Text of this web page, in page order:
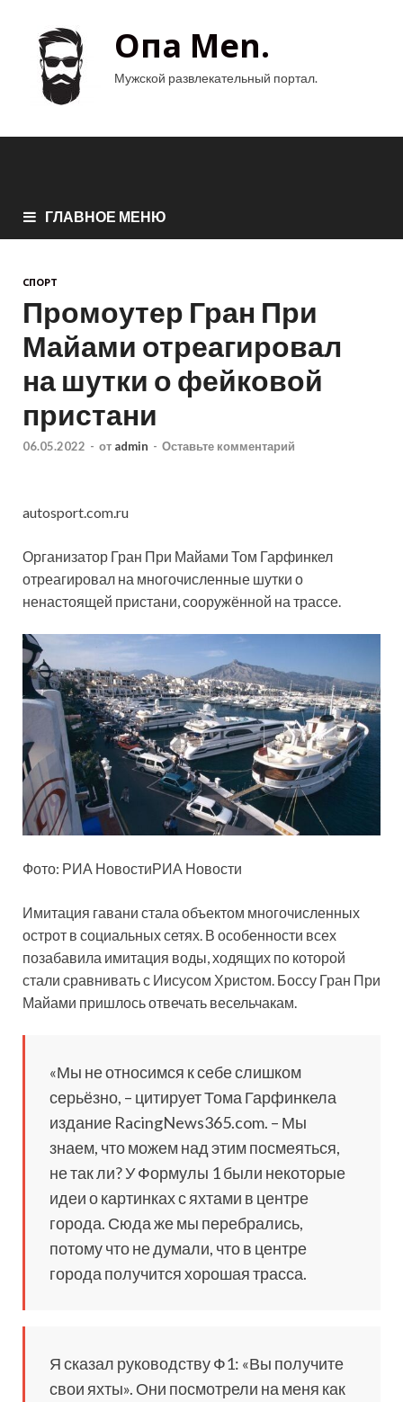
Опа Men.
Мужской развлекательный портал.
ГЛАВНОЕ МЕНЮ
СПОРТ
Промоутер Гран При
Майами отреагировал
на шутки о фейковой
пристани
06.05.2022 - от admin - Оставьте комментарий
autosport.com.ru
Организатор Гран При Майами Том Гарфинкел
отреагировал на многочисленные шутки о
ненастоящей пристани, сооружённой на трассе.
Фото: РИА НовостиРИА Новости
Имитация гавани стала объектом многочисленных
острот в социальных сетях. В особенности всех
позабавила имитация воды, ходящих по которой
стали сравнивать с Иисусом Христом. Боссу Гран При
Майами пришлось отвечать весельчакам.
«Мы не относимся к себе слишком
серьёзно, – цитирует Тома Гарфинкела
издание RacingNews365.com. – Мы
знаем, что можем над этим посмеяться,
не так ли? У Формулы 1 были некоторые
идеи о картинках с яхтами в центре
города. Сюда же мы перебрались,
потому что не думали, что в центре
города получится хорошая трасса.
Я сказал руководству Ф1: «Вы получите
свои яхты». Они посмотрели на меня как